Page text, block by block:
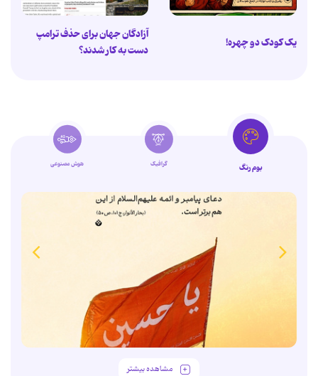
یک کودک دو چهره!
آزادگان جهان برای حذف ترامپ
دست به کار شدند؟
بوم رنگ گرافیک هوش مصنوعی
مشاهده بیشتر